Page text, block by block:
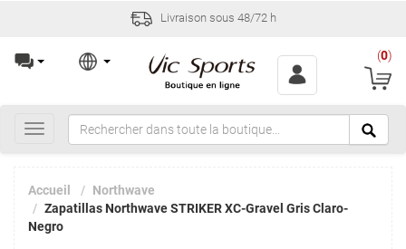
Livraison sous 48/72 h
(0)
Toggle
navigation
Accueil
Northwave
Zapatillas Northwave STRIKER XC-Gravel Gris Claro-
Negro